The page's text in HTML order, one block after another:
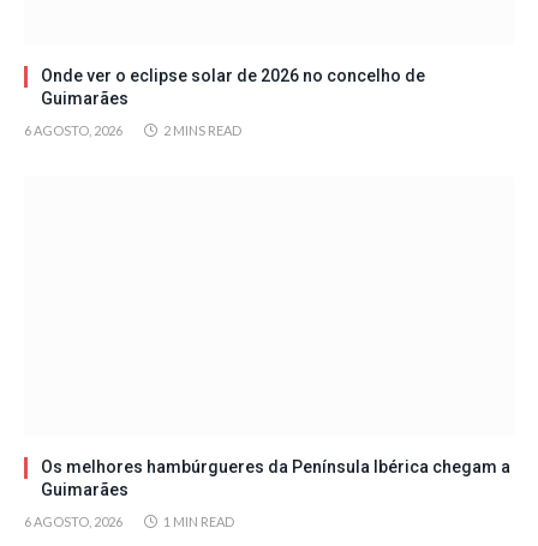
Onde ver o eclipse solar de 2026 no concelho de
Guimarães
6 AGOSTO, 2026 2 MINS READ
Os melhores hambúrgueres da Península Ibérica chegam a
Guimarães
6 AGOSTO, 2026 1 MIN READ